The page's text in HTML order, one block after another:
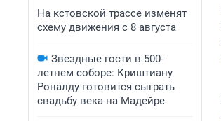
На кстовской трассе изменят
схему движения с 8 августа
Звездные гости в 500-
летнем соборе: Криштиану
Роналду готовится сыграть
свадьбу века на Мадейре